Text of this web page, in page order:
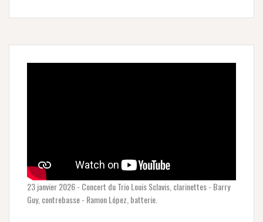
23 janvier 2026 - Concert du Trio Louis Sclavis, clarinettes - Barry
Guy, contrebasse - Ramon López, batterie.